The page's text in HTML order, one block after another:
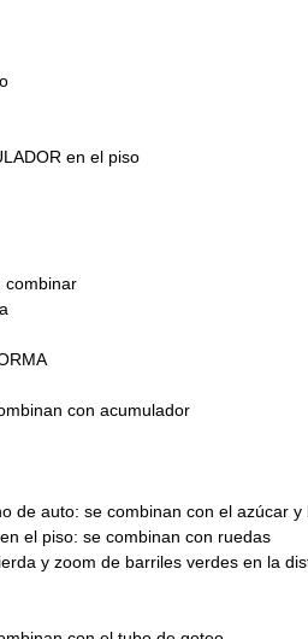
en el piso
combinar
con acumulador
de auto: se combinan con el azúcar y
el piso: se combinan con ruedas
y zoom de barriles verdes en la